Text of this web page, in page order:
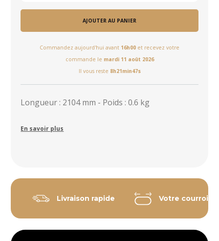
AJOUTER AU PANIER
Commandez aujourd'hui avant 16h00 et recevez votre
commande le mardi 11 août 2026
Il vous reste 8h21min47s
Longueur : 2104 mm - Poids : 0.6 kg
En savoir plus
Livraison rapide Votre courroie